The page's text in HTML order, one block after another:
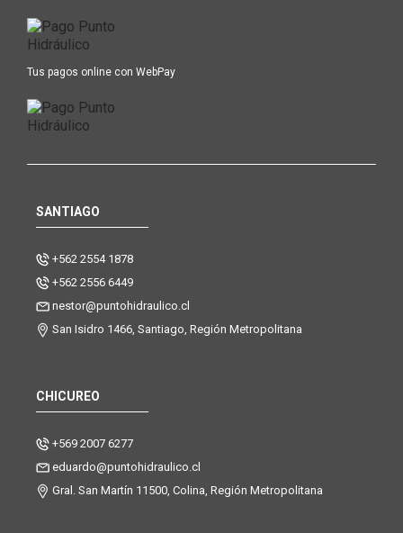
Tus pagos online con WebPay
SANTIAGO
+562 2554 1878
+562 2556 6449
nestor@puntohidraulico.cl
San Isidro 1466, Santiago, Región Metropolitana
CHICUREO
+569 2007 6277
eduardo@puntohidraulico.cl
Gral. San Martín 11500, Colina, Región Metropolitana